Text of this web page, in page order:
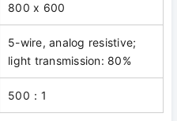
800 x 600
5-wire, analog resistive;
light transmission: 80%
500：1